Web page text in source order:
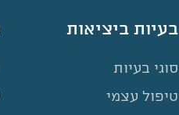
בעיות ביציאות
סוגי בעיות
טיפול עצמי